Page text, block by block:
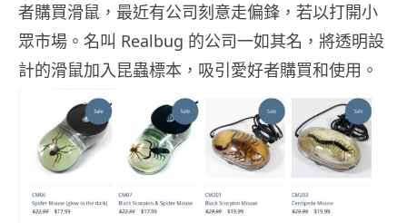
者購買滑鼠，最近有公司刻意走偏鋒，若以打開小
眾市場。名叫 Realbug 的公司一如其名，將透明設
計的滑鼠加入昆蟲標本，吸引愛好者購買和使用。